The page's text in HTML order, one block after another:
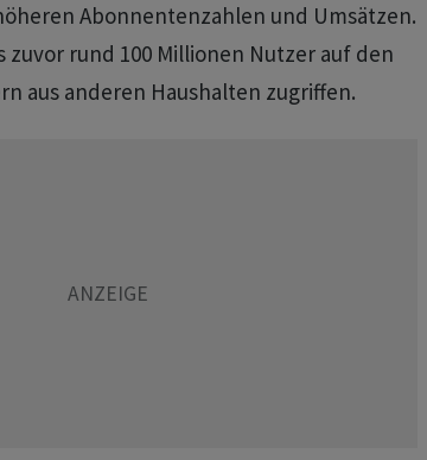
Abonnentenzahlen und Umsätzen.
zuvor rund 100 Millionen Nutzer auf den
aus anderen Haushalten zugriffen.